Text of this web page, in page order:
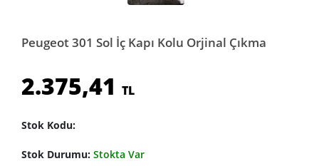
Peugeot 301 Sol İç Kapı Kolu Orjinal Çıkma
2.375,41 TL
Stok Kodu:
Stok Durumu: Stokta Var